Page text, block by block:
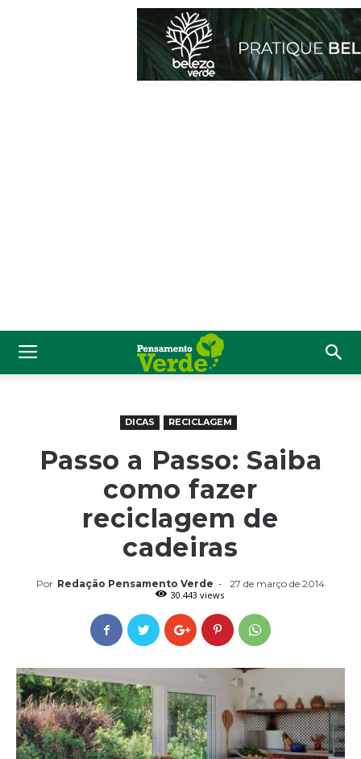
DICAS RECICLAGEM
Passo a Passo: Saiba
como fazer
reciclagem de
cadeiras
Por Redação Pensamento Verde -
27 de março de 2014
30.443 views